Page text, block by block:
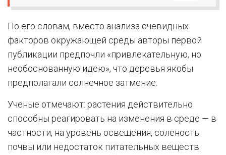
По его словам, вместо анализа очевидных
факторов окружающей среды авторы первой
публикации предпочли «привлекательную, но
необоснованную идею», что деревья якобы
предполагали солнечное затмение.
Ученые отмечают: растения действительно
способны реагировать на изменения в среде — в
частности, на уровень освещения, соленость
почвы или недостаток питательных веществ.